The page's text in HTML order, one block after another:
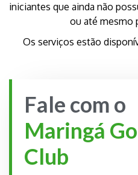
iniciantes que ainda não
ou até mesmo
Os serviços estão
Fale com o
Maringá
Club